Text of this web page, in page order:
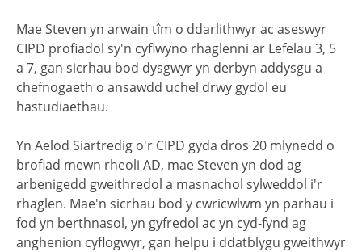
Mae Steven yn arwain tîm o ddarlithwyr ac aseswyr
CIPD profiadol sy'n cyflwyno rhaglenni ar Lefelau 3, 5
a 7, gan sicrhau bod dysgwyr yn derbyn addysgu a
chefnogaeth o ansawdd uchel drwy gydol eu
hastudiaethau.
Yn Aelod Siartredig o'r CIPD gyda dros 20 mlynedd o
brofiad mewn rheoli AD, mae Steven yn dod ag
arbenigedd gweithredol a masnachol sylweddol i'r
rhaglen. Mae'n sicrhau bod y cwricwlwm yn parhau i
fod yn berthnasol, yn gyfredol ac yn cyd-fynd ag
anghenion cyflogwyr, gan helpu i ddatblygu gweithwyr